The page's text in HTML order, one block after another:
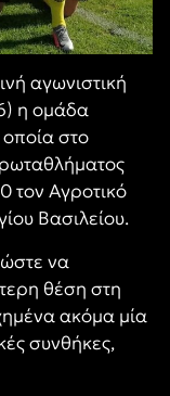
αγωνιστική
η ομάδα
στο
τον Αγροτικό
Βασιλείου.
ώστε να
θέση στη
ακόμα μία
συνθήκες,